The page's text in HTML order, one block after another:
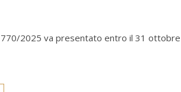
2025 va presentato entro il 31 ottobre